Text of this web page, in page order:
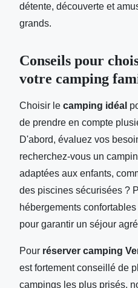
détente, découverte et
grands.
Conseils pour
votre camping
Choisir le camping idéal
de prendre en compte
D'abord, évaluez vos
recherchez-vous un
adaptées aux enfants,
des piscines sécurisées ?
hébergements
pour garantir un séjour
Pour réserver camping
est fortement conseillé de
campings les plus prisés,